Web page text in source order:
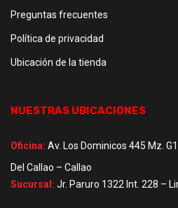
Preguntas frecuentes
Política de privacidad
Ubicación de la tienda
NUESTRAS UBICACIONES
Oficina: Av. Los Dominicos 445 Mz.
Del Callao – Callao
Sucursal: Jr. Paruro 1322 Int. 228 –